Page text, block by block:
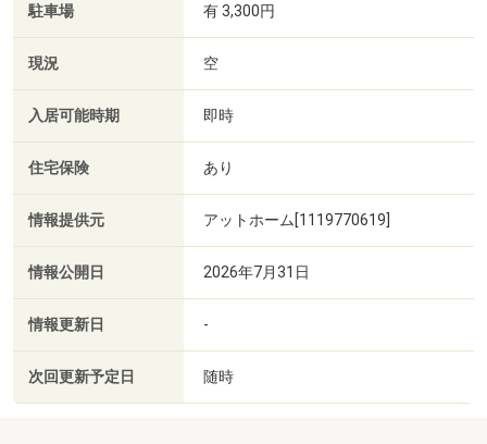
駐車場 有 3,300円
現況 空
入居可能時期 即時
住宅保険 あり
情報提供元 アットホーム[1119770619]
情報公開日 2026年7月31日
情報更新日 -
次回更新予定日 随時